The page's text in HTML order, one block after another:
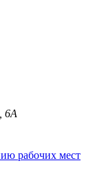
6А
рабочих мест